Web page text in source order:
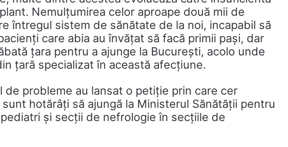
Nemulțumirea celor aproape două mii de
întregul sistem de sănătate de la noi, incapabil să
care abia au învățat să facă primii pași, dar
țara pentru a ajunge la București, acolo unde
țară specializat în această afecțiune.
de probleme au lansat o petiție prin care cer
hotărâți să ajungă la Ministerul Sănătății pentru
și secții de nefrologie în secțiile de